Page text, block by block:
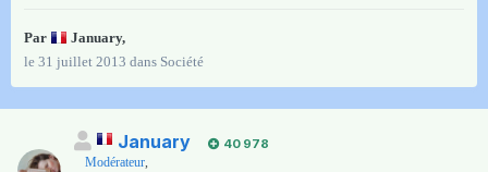
Par January,
le 31 juillet 2013 dans Société
January
40 978
Modérateur,